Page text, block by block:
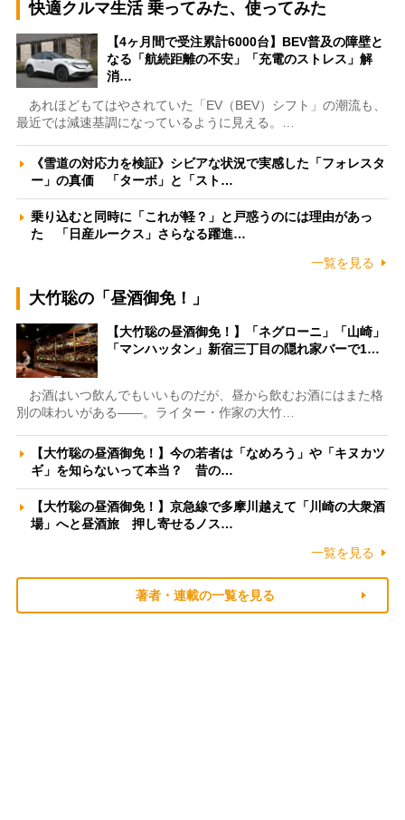
快適クルマ生活 乗ってみた、使ってみた
【4ヶ月間で受注累計6000台】BEV普及の障壁と
なる「航続距離の不安」「充電のストレス」解
消…
あれほどもてはやされていた「EV（BEV）シフト」の潮流も、
最近では減速基調になっているように見える。…
《雪道の対応力を検証》シビアな状況で実感した「フォレスタ
ー」の真価 「ターボ」と「スト…
乗り込むと同時に「これが軽？」と戸惑うのには理由があっ
た 「日産ルークス」さらなる躍進…
一覧を見る
大竹聡の「昼酒御免！」
【大竹聡の昼酒御免！】「ネグローニ」「山崎」
「マンハッタン」新宿三丁目の隠れ家バーで1…
お酒はいつ飲んでもいいものだが、昼から飲むお酒にはまた格
別の味わいがある――。ライター・作家の大竹…
【大竹聡の昼酒御免！】今の若者は「なめろう」や「キヌカツ
ギ」を知らないって本当？ 昔の…
【大竹聡の昼酒御免！】京急線で多摩川越えて「川崎の大衆酒
場」へと昼酒旅 押し寄せるノス…
一覧を見る
著者・連載の一覧を見る